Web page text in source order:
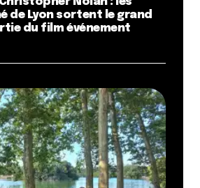
de Lyon sortent le grand
du film événement